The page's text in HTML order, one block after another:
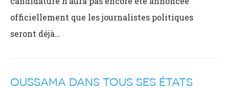
officiellement que les journalistes politiques
seront déjà…
OUSSAMA DANS TOUS SES ÉTATS